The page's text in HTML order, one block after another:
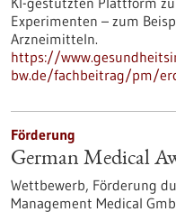
Experimenten – zum
Arzneimitteln.
https://
bw.de/fachbeitrag/pm/
Förderung
German Medical
Wettbewerb, Förderung
Management Medical